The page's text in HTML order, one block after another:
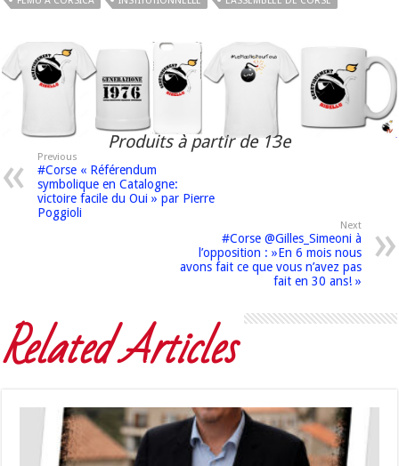
Produits à partir de 13e
Previous
#Corse « Référendum
symbolique en Catalogne:
victoire facile du Oui » par Pierre
Poggioli
Next
#Corse @Gilles_Simeoni à
l’opposition : »En 6 mois nous
avons fait ce que vous n’avez pas
fait en 30 ans! »
Related Articles